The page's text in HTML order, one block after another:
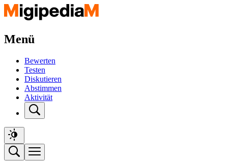
Menü
Bewerten
Testen
Diskutieren
Abstimmen
Aktivität